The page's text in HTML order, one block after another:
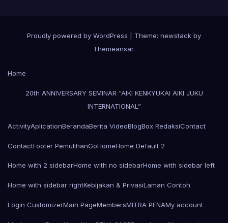
Proudly powered by WordPress
Theme: newstack by
Themeansar.
Home
20th ANNIVERSARY SEMINAR “AIKI KENKYUKAI AIKI JUKU
INTERNATIONAL”
ActivityAplicationBerandaBerita VideoBlogBox RedaksiContact
ContactFooter PemulihanGoHomeHome Default 2
Home with 2 sidebarHome with no sidebarHome with sidebar left
Home with sidebar rightKebijakan & PrivasiLaman Contoh
Login CustomizerMain PageMembersMITRA PENAMy account